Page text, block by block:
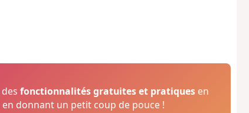
desfonctionnalités gratuites et pratiques en
donnant un petit coup de pouce !